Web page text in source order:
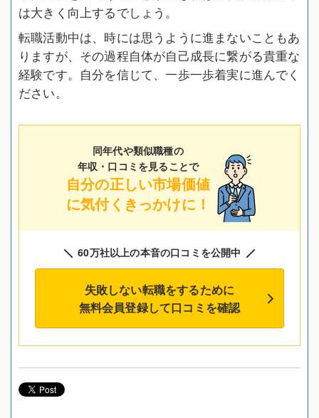
は大きく向上するでしょう。
転職活動中は、時には思うように進まないこともあ
りますが、その過程自体が自己成長に繋がる貴重な
経験です。自分を信じて、一歩一歩着実に進んでく
ださい。
同年代や類似職種の
年収・口コミを見ることで
自分の正しい市場価値
に気付くきっかけに！
60万社以上の本音の口コミを公開中
失敗しない転職をするために
無料会員登録して口コミを確認